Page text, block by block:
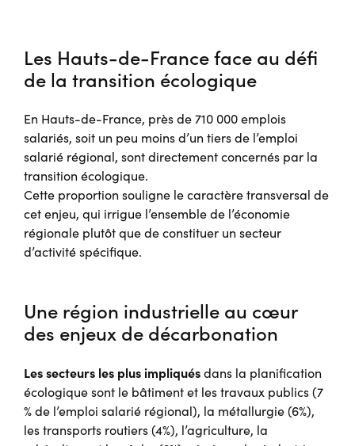
Les Hauts-de-France face au défi
de la transition écologique
En Hauts-de-France, près de 710 000 emplois
salariés, soit un peu moins d’un tiers de l’emploi
salarié régional, sont directement concernés par la
transition écologique.
Cette proportion souligne le caractère transversal de
cet enjeu, qui irrigue l’ensemble de l’économie
régionale plutôt que de constituer un secteur
d’activité spécifique.
Une région industrielle au cœur
des enjeux de décarbonation
Les secteurs les plus impliquésdans la planification
écologique sont le bâtiment et les travaux publics (7
% de l’emploi salarié régional), la métallurgie (6%),
les transports routiers (4%), l’agriculture, la